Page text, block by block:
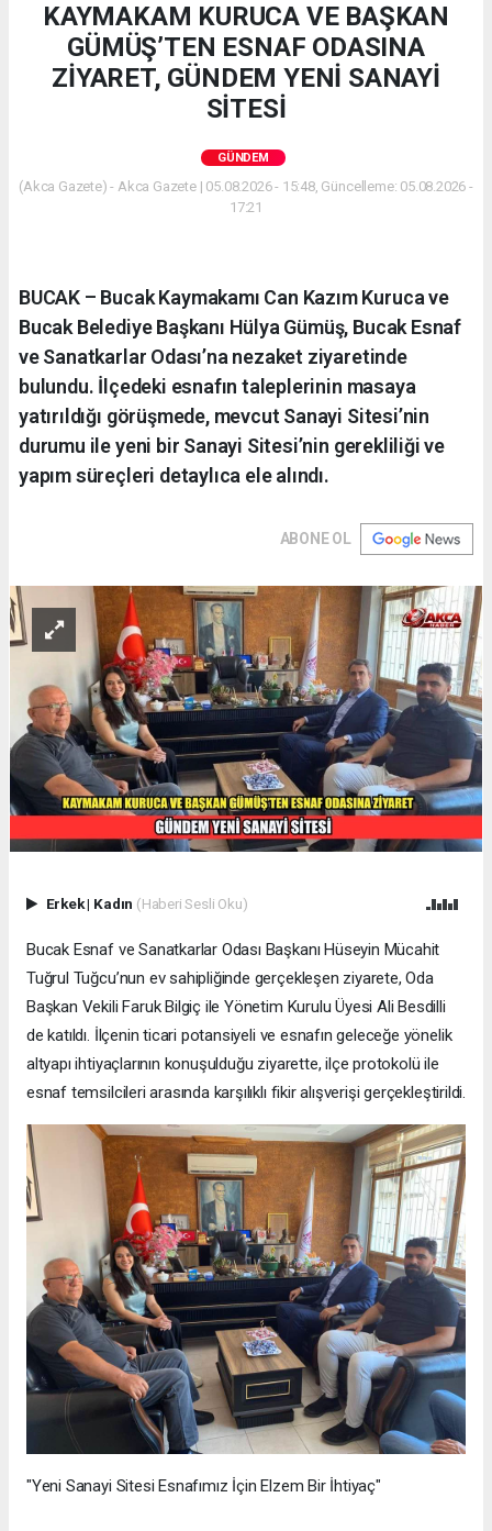
KAYMAKAM KURUCA VE BAŞKAN
GÜMÜŞ’TEN ESNAF ODASINA
ZİYARET, GÜNDEM YENİ SANAYİ
SİTESİ
GÜNDEM
(Akca Gazete) - Akca Gazete | 05.08.2026 - 15:48, Güncelleme: 05.08.2026 -
17:21
BUCAK – Bucak Kaymakamı Can Kazım Kuruca ve
Bucak Belediye Başkanı Hülya Gümüş, Bucak Esnaf
ve Sanatkarlar Odası’na nezaket ziyaretinde
bulundu. İlçedeki esnafın taleplerinin masaya
yatırıldığı görüşmede, mevcut Sanayi Sitesi’nin
durumu ile yeni bir Sanayi Sitesi’nin gerekliliği ve
yapım süreçleri detaylıca ele alındı.
ABONE OL
Erkek| Kadın (Haberi Sesli Oku)
Bucak Esnaf ve Sanatkarlar Odası Başkanı Hüseyin Mücahit
Tuğrul Tuğcu’nun ev sahipliğinde gerçekleşen ziyarete, Oda
Başkan Vekili Faruk Bilgiç ile Yönetim Kurulu Üyesi Ali Besdilli
de katıldı. İlçenin ticari potansiyeli ve esnafın geleceğe yönelik
altyapı ihtiyaçlarının konuşulduğu ziyarette, ilçe protokolü ile
esnaf temsilcileri arasında karşılıklı fikir alışverişi gerçekleştirildi.
"Yeni Sanayi Sitesi Esnafımız İçin Elzem Bir İhtiyaç"